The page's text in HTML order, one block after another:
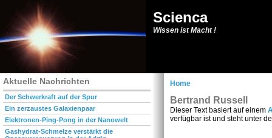
Scienca
Wissen ist Macht !
Aktuelle Nachrichten
Der Schwerkraft auf der Spur
Ein zerzaustes Galaxienpaar
Elektronen-Ping-Pong in der Nanowelt
Gashydrat-Schmelze verstärkt die
Home
Bertrand Russell
Dieser Text basiert auf einem
verfügbar ist und steht unter